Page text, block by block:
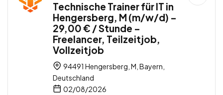
Technische Trainer für IT in
Hengersberg, M (m/w/d) –
29,00 € / Stunde –
Freelancer, Teilzeitjob,
Vollzeitjob
94491 Hengersberg, M, Bayern,
Deutschland
02/08/2026